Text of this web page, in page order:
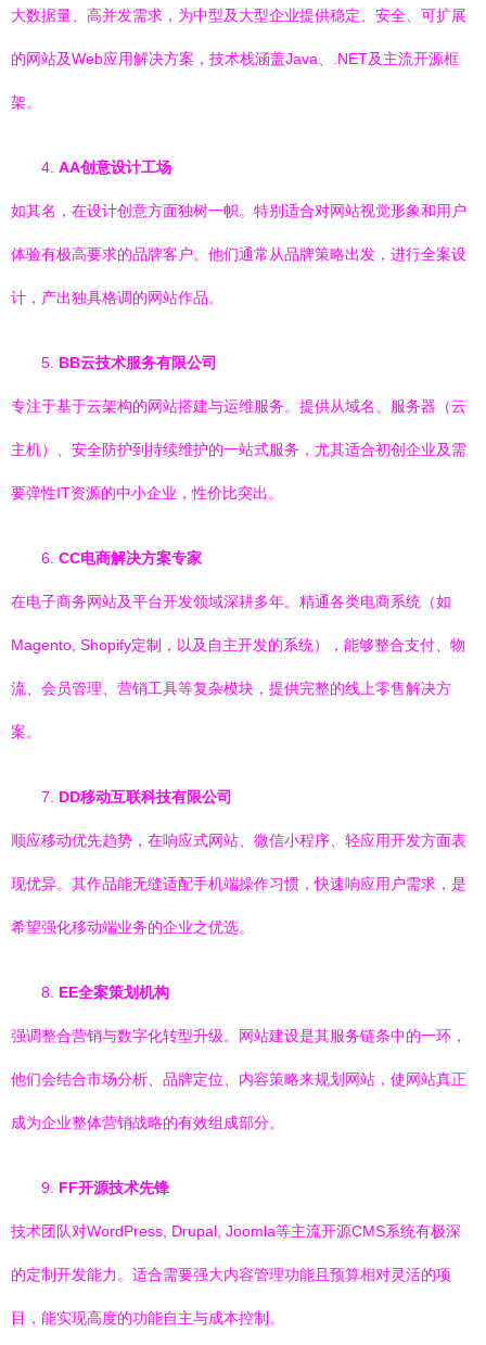
大数据量、高并发需求，为中型及大型企业提供稳定、安全、可扩展
的网站及Web应用解决方案，技术栈涵盖Java、.NET及主流开源框
架。
4. AA创意设计工场
如其名，在设计创意方面独树一帜。特别适合对网站视觉形象和用户
体验有极高要求的品牌客户。他们通常从品牌策略出发，进行全案设
计，产出独具格调的网站作品。
5. BB云技术服务有限公司
专注于基于云架构的网站搭建与运维服务。提供从域名、服务器（云
主机）、安全防护到持续维护的一站式服务，尤其适合初创企业及需
要弹性IT资源的中小企业，性价比突出。
6. CC电商解决方案专家
在电子商务网站及平台开发领域深耕多年。精通各类电商系统（如
Magento, Shopify定制，以及自主开发的系统），能够整合支付、物
流、会员管理、营销工具等复杂模块，提供完整的线上零售解决方
案。
7. DD移动互联科技有限公司
顺应移动优先趋势，在响应式网站、微信小程序、轻应用开发方面表
现优异。其作品能无缝适配手机端操作习惯，快速响应用户需求，是
希望强化移动端业务的企业之优选。
8. EE全案策划机构
强调整合营销与数字化转型升级。网站建设是其服务链条中的一环，
他们会结合市场分析、品牌定位、内容策略来规划网站，使网站真正
成为企业整体营销战略的有效组成部分。
9. FF开源技术先锋
技术团队对WordPress, Drupal, Joomla等主流开源CMS系统有极深
的定制开发能力。适合需要强大内容管理功能且预算相对灵活的项
目，能实现高度的功能自主与成本控制。